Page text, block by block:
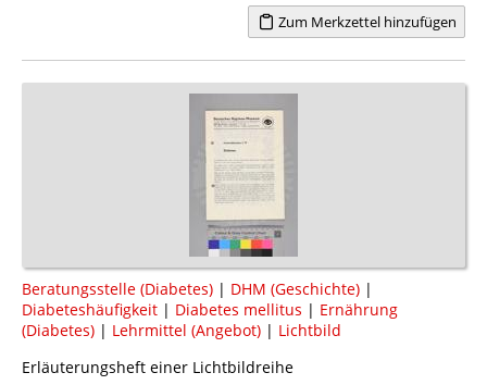
Zum Merkzettel hinzufügen
Beratungsstelle (Diabetes) | DHM (Geschichte) |
Diabeteshäufigkeit | Diabetes mellitus | Ernährung
(Diabetes) | Lehrmittel (Angebot) | Lichtbild
Erläuterungsheft einer Lichtbildreihe